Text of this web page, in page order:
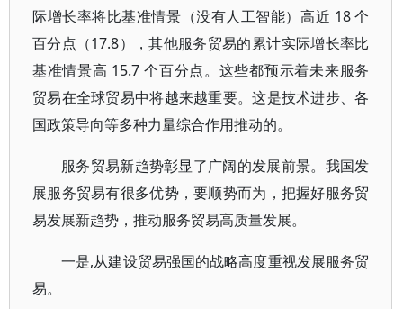
际增长率将比基准情景（没有人工智能）高近 18 个
百分点（17.8），其他服务贸易的累计实际增长率比
基准情景高 15.7 个百分点。这些都预示着未来服务
贸易在全球贸易中将越来越重要。这是技术进步、各
国政策导向等多种力量综合作用推动的。
服务贸易新趋势彰显了广阔的发展前景。我国发
展服务贸易有很多优势，要顺势而为，把握好服务贸
易发展新趋势，推动服务贸易高质量发展。
一是,从建设贸易强国的战略高度重视发展服务贸
易。